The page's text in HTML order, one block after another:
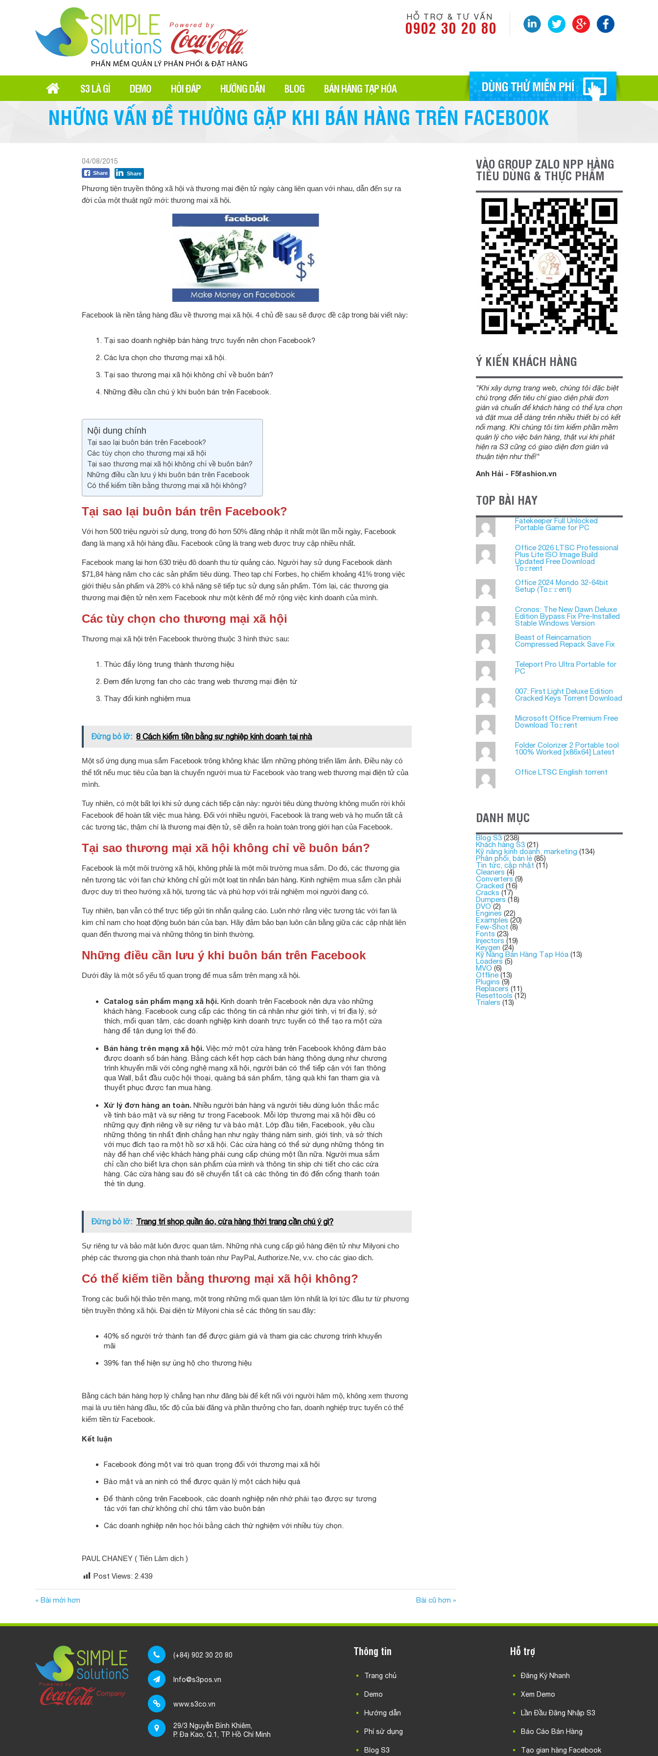
HỖ TRỢ & TƯ VẤN
0902 30 20 80
S3 LÀ GÌ DEMO HỎI ĐÁP HƯỚNG DẪN BLOG BÁN HÀNG TẠP HÓA
NHỮNG VẤN ĐỀ THƯỜNG GẶP KHI BÁN HÀNG TRÊN FACEBOOK
04/08/2015
Share Share
Phương tiện truyền thông xã hội và thương mại điện tử ngày càng liên quan với nhau, dẫn đến sự ra
đời của một thuật ngữ mới: thương mại xã hội.
Facebook là nền tảng hàng đầu về thương mại xã hội. 4 chủ đề sau sẽ được đề cập trong bài viết này:
Tại sao doanh nghiệp bán hàng trực tuyến nên chọn Facebook?
Các lựa chọn cho thương mại xã hội.
Tại sao thương mại xã hội không chỉ về buôn bán?
Những điều cần chú ý khi buôn bán trên Facebook.
Nội dung chính
Tại sao lại buôn bán trên Facebook?
Các tùy chọn cho thương mại xã hội
Tại sao thương mại xã hội không chỉ về buôn bán?
Những điều cần lưu ý khi buôn bán trên Facebook
Có thể kiếm tiền bằng thương mại xã hội không?
Tại sao lại buôn bán trên Facebook?
Với hơn 500 triệu người sử dụng, trong đó hơn 50% đăng nhập ít nhất một lần mỗi ngày, Facebook
đang là mạng xã hội hàng đầu. Facebook cũng là trang web được truy cập nhiều nhất.
Facebook mang lại hơn 630 triệu đô doanh thu từ quảng cáo. Người hay sử dụng Facebook dành
$71,84 hàng năm cho các sản phẩm tiêu dùng. Theo tạp chí Forbes, họ chiếm khoảng 41% trong việc
giới thiệu sản phẩm và 28% có khả năng sẽ tiếp tục sử dụng sản phẩm. Tóm lại, các thương gia
thương mại điện tử nên xem Facebook như một kênh để mở rộng việc kinh doanh của mình.
Các tùy chọn cho thương mại xã hội
Thương mại xã hội trên Facebook thường thuộc 3 hình thức sau:
Thúc đẩy lòng trung thành thương hiệu
Đem đến lượng fan cho các trang web thương mại điện tử
Thay đổi kinh nghiệm mua
Đừng bỏ lỡ: 8 Cách kiếm tiền bằng sự nghiệp kinh doanh tại nhà
Một số ứng dụng mua sắm Facebook trông không khác lắm những phòng triển lãm ảnh. Điều này có
thể tốt nếu mục tiêu của bạn là chuyển người mua từ Facebook vào trang web thương mại điện tử của
mình.
Tuy nhiên, có một bất lợi khi sử dụng cách tiếp cận này: người tiêu dùng thường không muốn rời khỏi
Facebook để hoàn tất việc mua hàng. Đối với nhiều người, Facebook là trang web và họ muốn tất cả
các tương tác, thậm chí là thương mại điện tử, sẽ diễn ra hoàn toàn trong giới hạn của Facebook.
Tại sao thương mại xã hội không chỉ về buôn bán?
Facebook là một môi trường xã hội, không phải là một môi trường mua sắm. Do đó, các thương gia
nên tương tác với fan chứ không chỉ gửi một loạt tin nhắn bán hàng. Kinh nghiệm mua sắm cần phải
được duy trì theo hướng xã hội, tương tác và phù hợp với trải nghiệm mọi người đang có.
Tuy nhiên, bạn vẫn có thể trực tiếp gửi tin nhắn quảng cáo. Luôn nhớ rằng việc tương tác với fan là
kim chỉ nam cho hoạt động buôn bán của bạn. Hãy đảm bảo bạn luôn cân bằng giữa các cập nhật liên
quan đến thương mại và những thông tin bình thường.
Những điều cần lưu ý khi buôn bán trên Facebook
Dưới đây là một số yếu tố quan trọng để mua sắm trên mạng xã hội.
Catalog sản phẩm mạng xã hội. Kinh doanh trên Facebook nên dựa vào những
khách hàng. Facebook cung cấp các thông tin cá nhân như giới tính, vị trí địa lý, sở
thích, mối quan tâm, các doanh nghiệp kinh doanh trực tuyến có thể tạo ra một cửa
hàng để tận dụng lợi thế đó.
Bán hàng trên mạng xã hội. Việc mở một cửa hàng trên Facebook không đảm bảo
được doanh số bán hàng. Bằng cách kết hợp cách bán hàng thông dụng như chương
trình khuyến mãi với công nghệ mạng xã hội, người bán có thể tiếp cận với fan thông
qua Wall, bắt đầu cuộc hội thoại, quảng bá sản phẩm, tặng quà khi fan tham gia và
thuyết phục được fan mua hàng.
Xử lý đơn hàng an toàn. Nhiều người bán hàng và người tiêu dùng luôn thắc mắc
về tính bảo mật và sự riêng tư trong Facebook. Mỗi lớp thương mại xã hội đều có
những quy định riêng về sự riêng tư và bảo mật. Lớp đầu tiên, Facebook, yêu cầu
những thông tin nhất định chẳng hạn như ngày tháng năm sinh, giới tính, và sở thích
với mục đích tạo ra một hồ sơ xã hội. Các cửa hàng có thể sử dụng những thông tin
này để hạn chế việc khách hàng phải cung cấp chúng một lần nữa. Người mua sắm
chỉ cần cho biết lựa chọn sản phẩm của mình và thông tin ship chi tiết cho các cửa
hàng. Các cửa hàng sau đó sẽ chuyển tất cả các thông tin đó đến cổng thanh toán
thẻ tín dụng.
Đừng bỏ lỡ: Trang trí shop quần áo, cửa hàng thời trang cần chú ý gì?
Sự riêng tư và bảo mật luôn được quan tâm. Những nhà cung cấp giỏ hàng điện tử như Milyoni cho
phép các thương gia chọn nhà thanh toán như PayPal, Authorize.Ne, v.v. cho các giao dịch.
Có thể kiếm tiền bằng thương mại xã hội không?
Trong các buổi hội thảo trên mạng, một trong những mối quan tâm lớn nhất là lợi tức đầu tư từ phương
tiện truyền thông xã hội. Đại diện từ Milyoni chia sẻ các thông tin sau đây:
40% số người trở thành fan để được giảm giá và tham gia các chương trình khuyến
mãi
39% fan thể hiện sự ủng hộ cho thương hiệu
Bằng cách bán hàng hợp lý chẳng hạn như đăng bài để kết nối với người hâm mộ, không xem thương
mại là ưu tiên hàng đầu, tốc độ của bài đăng và phần thưởng cho fan, doanh nghiệp trực tuyến có thể
kiếm tiền từ Facebook.
Kết luận
Facebook đóng một vai trò quan trọng đối với thương mại xã hội
Bảo mật và an ninh có thể được quản lý một cách hiệu quả
Để thành công trên Facebook, các doanh nghiệp nên nhớ phải tạo được sự tương
tác với fan chứ không chỉ chú tâm vào buôn bán
Các doanh nghiệp nên học hỏi bằng cách thử nghiệm với nhiều tùy chọn.
PAUL CHANEY ( Tiên Lâm dịch )
Post Views: 2.439
« Bài mới hơn Bài cũ hơn »
VÀO GROUP ZALO NPP HÀNG
TIÊU DÙNG & THỰC PHẨM
Ý KIẾN KHÁCH HÀNG
"Khi xây dựng trang web, chúng tôi đặc biệt
chú trọng đến tiêu chí giao diện phải đơn
giản và chuẩn để khách hàng có thể lựa chọn
và đặt mua dễ dàng trên nhiều thiết bị có kết
nối mạng. Khi chúng tôi tìm kiếm phần mềm
quản lý cho việc bán hàng, thật vui khi phát
hiện ra S3 cũng có giao diện đơn giản và
thuận tiện như thế!"
Anh Hải - F5fashion.vn
TOP BÀI HAY
Fatekeeper Full Unlocked
Portable Game for PC
Office 2026 LTSC Professional
Plus Lite ISO Image Build
Updated Frее Download
To𝚛rent
Office 2024 Mondo 32-64bit
Setup (To𝚛𝚛еnt)
Cronos: The New Dawn Deluxe
Edition Bypass Fix Pre-Installed
Stable Windows Version
Beast of Reincarnation
Compressed Repack Save Fix
Teleport Pro Ultra Portable for
PC
007: First Light Deluxe Edition
Cracked Keys Torrent Download
Microsoft Office Premium Frее
Download To𝚛rent
Folder Colorizer 2 Portable tool
100% Worked [x86x64] Latest
Office LTSC English torrent
DANH MỤC
Blog S3 (238)
Khách hàng S3 (21)
Kỹ năng kinh doanh, marketing (134)
Phân phối, bán lẻ (85)
Tin tức, cập nhật(11)
Cleaners (4)
Converters (9)
Cracked (16)
Cracks (17)
Dumpers (18)
DVO(2)
Engines (22)
Examples (20)
Few-Shot (8)
Fonts (23)
Injectors (19)
Keygen (24)
Kỹ Năng Bán Hàng Tạp Hóa (13)
Loaders (5)
MVO (6)
Offline(13)
Plugins (9)
Replacers (11)
Resettools (12)
Trialers (13)
(+84) 902 30 20 80
Info@s3pos.vn
www.s3co.vn
29/3 Nguyễn Bỉnh Khiêm,
P. Đa Kao, Q.1, TP. Hồ Chí Minh
Thông tin
Trang chủ
Demo
Hướng dẫn
Phí sử dụng
Blog S3
Hỗ trợ
Đăng Ký Nhanh
Xem Demo
Lần Đầu Đăng Nhập S3
Báo Cáo Bán Hàng
Tạo gian hàng Facebook